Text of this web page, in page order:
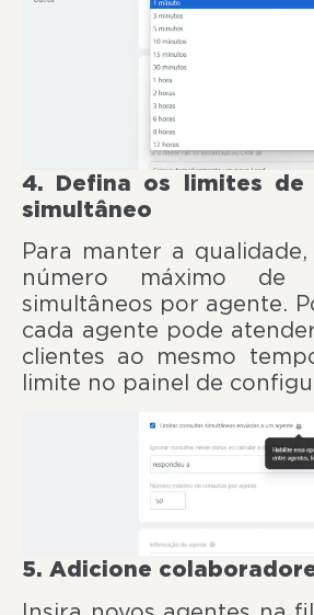
4. Defina os limites de
simultâneo
Para manter a
número máximo de
simultâneos por agente.
cada agente pode
clientes ao mesmo
limite no painel de
5. Adicione